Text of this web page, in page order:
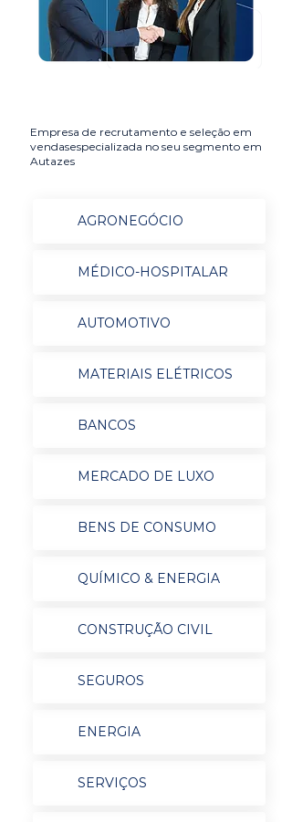
Empresa de recrutamento e seleção em
vendasespecializada no seu segmento em
Autazes
AGRONEGÓCIO
MÉDICO-HOSPITALAR
AUTOMOTIVO
MATERIAIS ELÉTRICOS
BANCOS
MERCADO DE LUXO
BENS DE CONSUMO
QUÍMICO & ENERGIA
CONSTRUÇÃO CIVIL
SEGUROS
ENERGIA
SERVIÇOS